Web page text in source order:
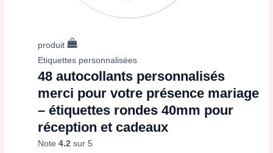
produit
Etiquettes personnalisées
48 autocollants personnalisés
merci pour votre présence mariage
– étiquettes rondes 40mm pour
réception et cadeaux
Note4.2 sur 5